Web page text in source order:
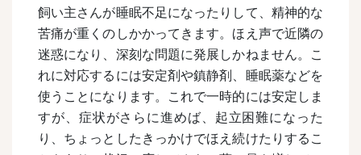
飼い主さんが睡眠不足になったりして、精神的な
苦痛が重くのしかかってきます。ほえ声で近隣の
迷惑になり、深刻な問題に発展しかねません。
こ
れに対応するには安定剤や鎮静剤、睡眠薬などを
使うことになります。これで一時的には安定しま
すが、症状がさらに進めば、起立困難になった
り、ちょっとしたきっかけでほえ続けたりするこ